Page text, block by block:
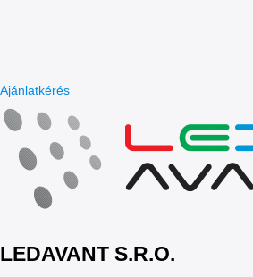
Ajánlatkérés
LEDAVANT S.R.O.